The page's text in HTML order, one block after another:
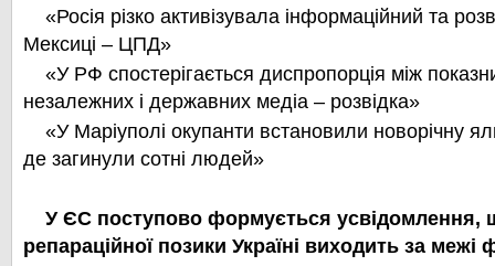
«Росія різко активізувала інформаційний та
Мексиці – ЦПД»
«У РФ спостерігається диспропорція між
незалежних і державних медіа – розвідка»
«У Маріуполі окупанти встановили новорічну
де загинули сотні людей»
У ЄС поступово формується усвідомлення,
репараційної позики Україні виходить за межі